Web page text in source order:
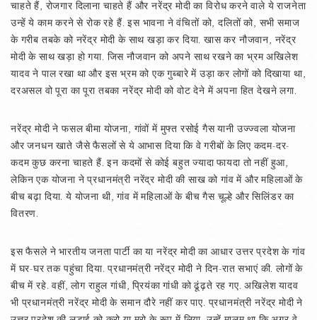
चाहते हैं, रोजगार दिलाना चाहते हैं और नरेंद्र मोदी का विरोध करने वाले ये राजनेता
उन्हें ये काम करने से रोक रहे हैं. इस भावना ने वंचितों को, दलितों को, सभी समाज
के गरीब तबके को नरेंद्र मोदी के साथ खड़ा कर दिया. खास कर नौजवान, नरेंद्र
मोदी के साथ खड़ा हो गया. जिस नौजवान को अपने साथ रखने का भ्रम अखिलेश
यादव ने पाल रखा था और इस भ्रम को एक गुब्बारे में उड़ा कर लोगों को दिखाया था,
दरअसल वो पूरा का पूरा तबका नरेंद्र मोदी को वोट देने में अपना हित देखने लगा.
नरेंद्र मोदी ने फसल बीमा योजना, गांवों में मुफ्त रसोई गैस यानी उज्ज्वला योजना
और जनधन खाते जैसे फैसलों से ये आभास दिया कि वे गरीबों के लिए कदम-दर-
कदम कुछ करना चाहते हैं. इन कदमों से कोई बहुत ज्यादा फायदा तो नहीं हुआ,
लेकिन एक योजना ने प्रधानमंत्री नरेंद्र मोदी की साख को गांव में और महिलाओं के
बीच बढ़ा दिया. ये योजना थी, गांव में महिलाओं के बीच गैस चूल्हे और सिलिंडर का
वितरण.
इस फैसले ने भारतीय जनता पार्टी का या नरेंद्र मोदी का आधार उत्तर प्रदेश के गांव
में घर-घर तक पहुंचा दिया. प्रधानमंत्री नरेंद्र मोदी ने दिन-रात सभाएं की. लोगों के
बीच में रहे. वहीं, लोग राहुल गांधी, प्रियंका गांधी को ढूंढ़ते रह गए. अखिलेश यादव
भी प्रधानमंत्री नरेंद्र मोदी के समान दौरे नहीं कर पाए. प्रधानमंत्री नरेंद्र मोदी ने